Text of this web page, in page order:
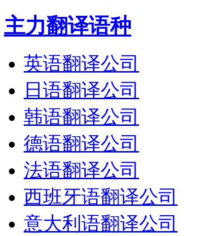
主力翻译语种
英语翻译公司
日语翻译公司
韩语翻译公司
德语翻译公司
法语翻译公司
西班牙语翻译公司
意大利语翻译公司